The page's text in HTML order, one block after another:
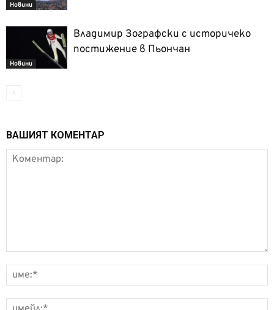
Новини
Новини
Владимир Зографски с историчеко
постижение в Пьончан
ВАШИЯТ КОМЕНТАР